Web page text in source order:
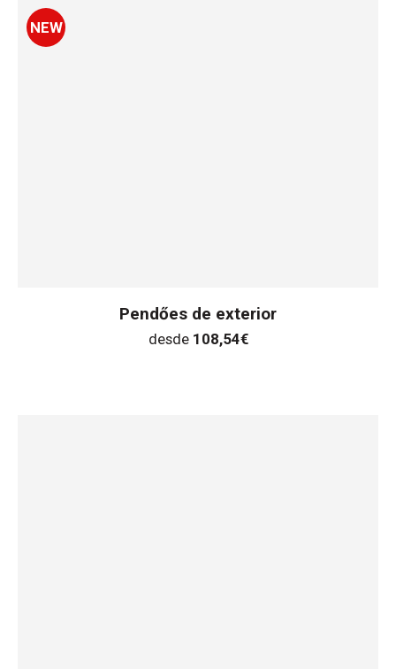
NEW
Pendőes de exterior
desde 108,54€